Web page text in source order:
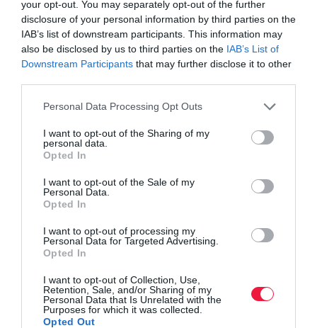
your opt-out. You may separately opt-out of the further
disclosure of your personal information by third parties on the
IAB’s list of downstream participants. This information may
also be disclosed by us to third parties on the IAB’s List of
Downstream Participants that may further disclose it to other
Please note that this website/app uses one or more Google
not limited to your visit or usage behaviour. You may click to
grant or deny consent to Google and its third-party tags to
use your data for below specified purposes in below Google
consent section.
Personal Data Processing Opt Outs
I want to opt-out of the Sharing of my
personal data.
Opted In
I want to opt-out of the Sale of my
Personal Data.
Opted In
I want to opt-out of processing my
Personal Data for Targeted Advertising.
Opted In
I want to opt-out of Collection, Use,
Retention, Sale, and/or Sharing of my
Personal Data that Is Unrelated with the
Purposes for which it was collected.
Opted Out
FORINT
Így kalkulálj, ha ma vennél eurót a pénzváltóknál
Gyengült reggelre a forint a főbb devizákkal szemben a szerda
délutáni jegyzéséhez képest a nemzetközi
devizakereskedelemben. Ha ma vennél például eurót
vésztartaléknak, dugipénznek a külföldi…